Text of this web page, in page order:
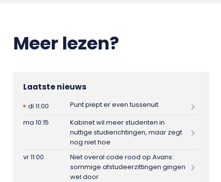
Meer lezen?
Laatste nieuws
di 11:00
Punt piept er even tussenuit
ma 10:15
Kabinet wil meer studenten in
nuttige studierichtingen, maar zegt
nog niet hoe
vr 11:00
Niet overal code rood op Avans:
sommige afstudeerzittingen gingen
wel door